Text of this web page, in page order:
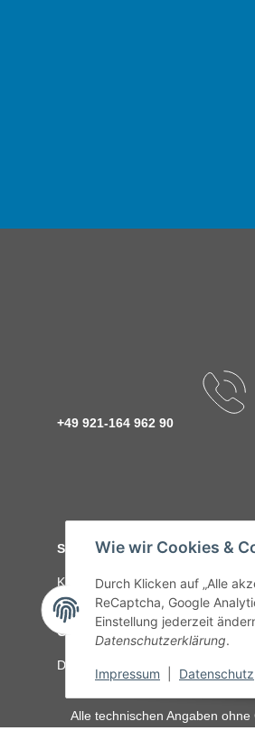
Wie wir Cookies &
Durch Klicken auf „Alle
ReCaptcha, Google
Einstellung jederzeit
Datenschutzerklärung.
Impressum Datenschutz
+49 921-164 962 90
Service
Kontakt C-Teile Management
Gesetzliche Informationen
Datenschutz AGB
Alle technischen Angaben